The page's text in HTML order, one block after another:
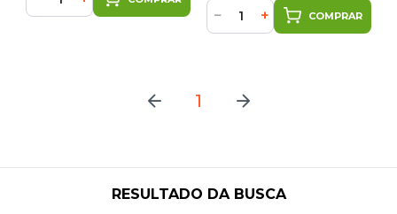
− + COMPRAR
1
RESULTADO DA BUSCA